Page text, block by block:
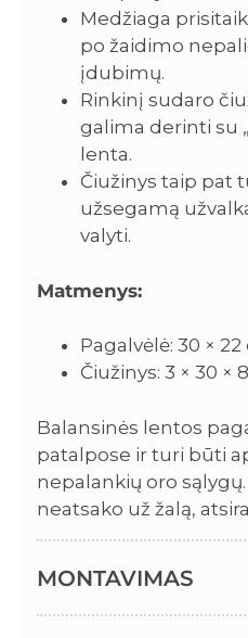
Medžiaga
po žaidimo
įdubimų.
Rinkinį sudaro
galima derinti su
lenta.
Čiužinys taip pat
užsegamą
valyti.
Matmenys:
Pagalvėlė: 30 × 22
Čiužinys: 3 × 30 ×
Balansinės lentos
patalpose ir turi būti
nepalankių oro
neatsako už žalą,
laikymo.
MONTAVIMAS